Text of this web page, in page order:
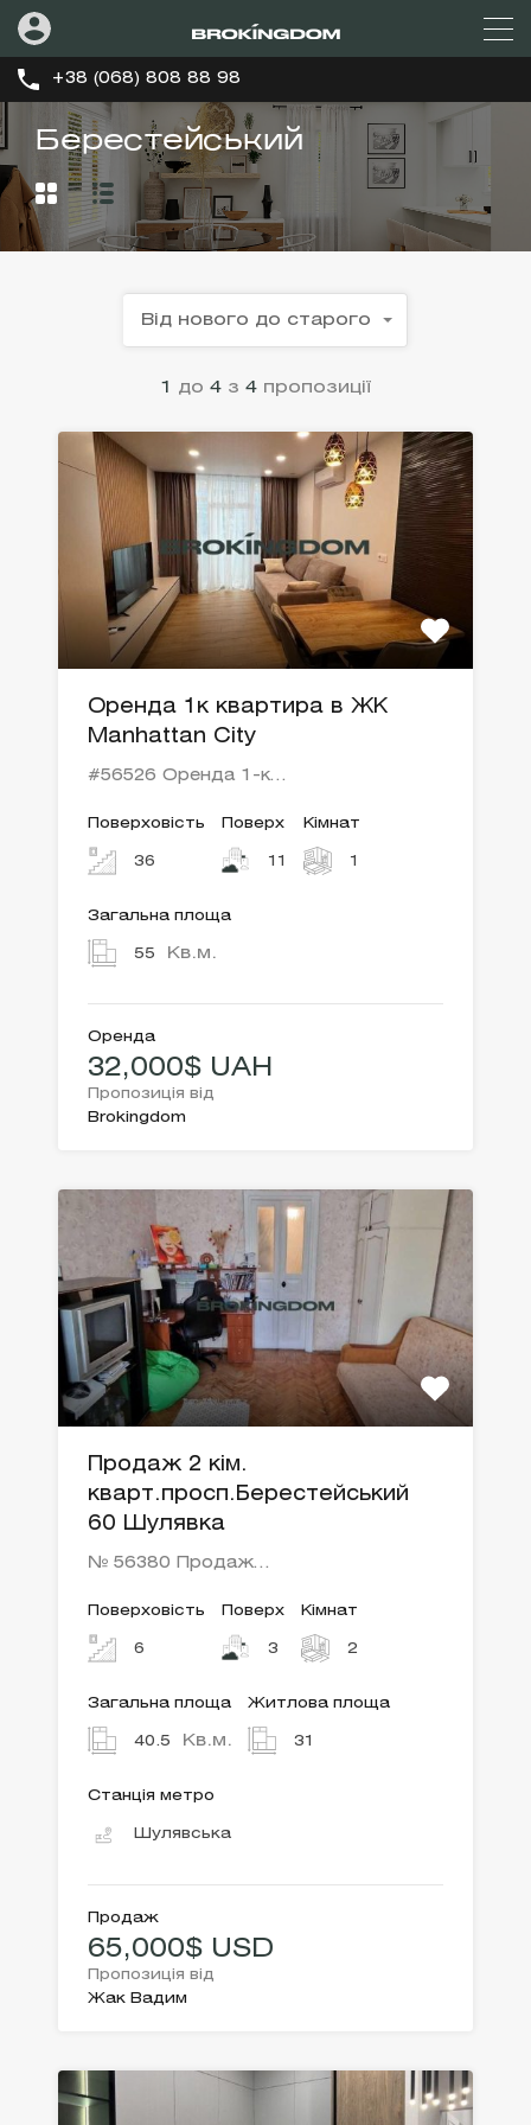
+38 (068) 808 88 98
Берестейський
1 до 4 з 4 пропозиції
Від нового до старого
Оренда 1к квартира в ЖК
Manhattan City
#56526 Оренда 1-к…
Поверховість
36
Поверх
11
Кімнат
1
Загальна площа
55 Кв.м.
Оренда
32,000$ UAH
Пропозиція від
Brokingdom
Продаж 2 кім.
кварт.просп.Берестейський
60 Шулявка
№ 56380 Продаж…
Поверховість
6
Поверх
3
Кімнат
2
Загальна площа
40.5 Кв.м.
Житлова площа
31
Станція метро
Шулявська
Продаж
65,000$ USD
Пропозиція від
Жак Вадим